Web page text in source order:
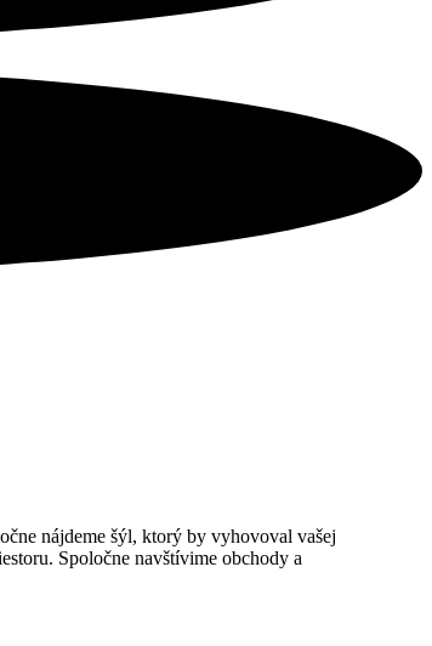
nájdeme šýl, ktorý by vyhovoval vašej
Spoločne navštívime obchody a